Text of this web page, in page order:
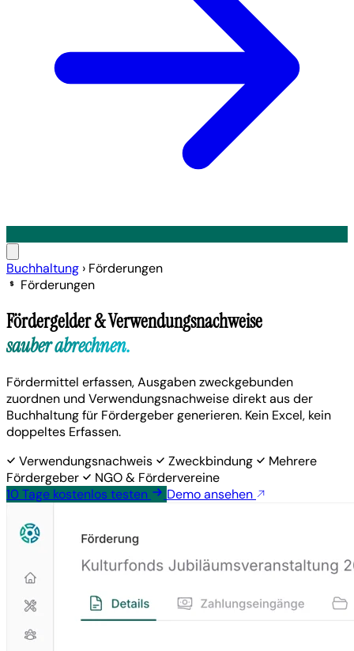
Buchhaltung › Förderungen
Förderungen
Fördergelder & Verwendungsnachweise
sauber abrechnen.
Fördermittel erfassen, Ausgaben zweckgebunden
zuordnen und Verwendungsnachweise direkt aus der
Buchhaltung für Fördergeber generieren. Kein Excel, kein
doppeltes Erfassen.
Verwendungsnachweis
Zweckbindung
Mehrere
Fördergeber
NGO & Fördervereine
10 Tage kostenlostesten Demo ansehen